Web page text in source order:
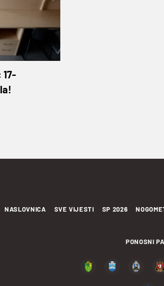
NASLOVNICA SVE VIJESTI SP 2026
PONOSNI